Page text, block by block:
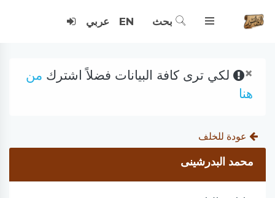
بحث EN عربي
× لكي ترى كافة البيانات فضلاً اشترك من
هنا
عودة للخلف
محمد البدرشينى